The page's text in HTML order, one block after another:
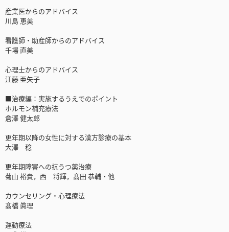
産業医からのアドバイス
川島 恵美
看護師・助産師からのアドバイス
千場 直美
心理士からのアドバイス
江藤 亜矢子
■治療編：実施するうえでのポイント
ホルモン補充療法
倉澤 健太郎
更年期以降の女性に対する漢方診療の基本
大澤 稔
更年期障害への抗うつ薬治療
菊山 裕貴，西 将輝，髙田 恭輔・他
カウンセリング・心理療法
髙橋 眞理
運動療法